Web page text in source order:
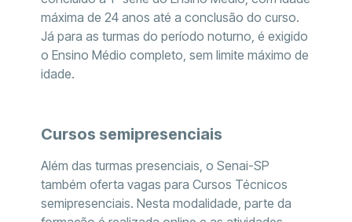
máxima de 24 anos até a conclusão do curso.
Já para as turmas do período noturno, é exigido
o Ensino Médio completo, sem limite máximo de
idade.
Cursos semipresenciais
Além das turmas presenciais, o Senai-SP
também oferta vagas para Cursos Técnicos
semipresenciais. Nesta modalidade, parte da